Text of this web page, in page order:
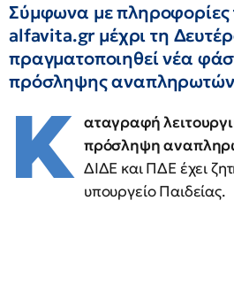
Σύμφωνα με πληροφορίες
alfavita.gr μέχρι τη
πραγματοποιηθεί νέα
πρόσληψης
Κ αταγραφή
πρόσληψη
ΔΙΔΕ και ΠΔΕ έχει
υπουργείο Παιδείας.